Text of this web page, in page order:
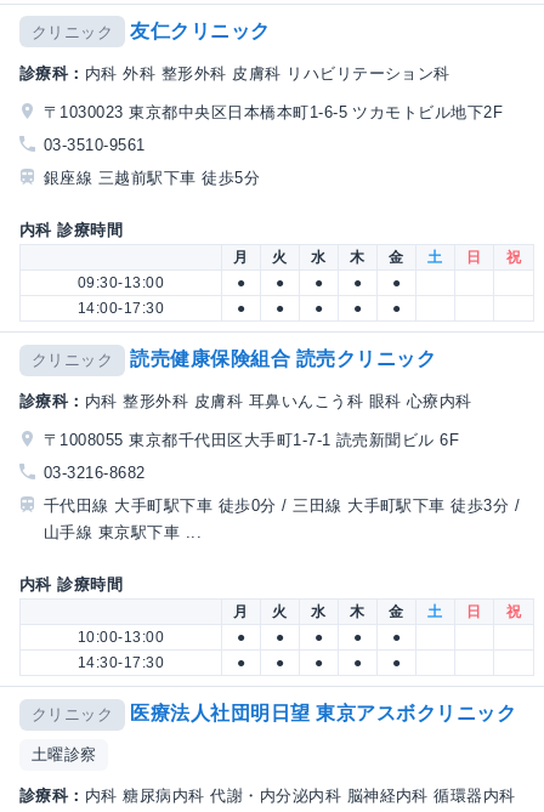
クリニック 友仁クリニック
診療科： 内科 外科 整形外科 皮膚科 リハビリテーション科
〒1030023 東京都中央区日本橋本町1-6-5 ツカモトビル地下2F
03-3510-9561
銀座線 三越前駅下車 徒歩5分
内科 診療時間
月 火 水 木 金 土 日
祝
09:30-13:00
● ● ● ●
●
14:00-17:30
● ● ● ● ●
クリニック 読売健康保険組合 読売クリニック
診療科： 内科 整形外科 皮膚科 耳鼻いんこう科 眼科 心療内科
〒1008055 東京都千代田区大手町1-7-1 読売新聞ビル 6F
03-3216-8682
千代田線 大手町駅下車 徒歩0分 / 三田線 大手町駅下車 徒歩3分 /
山手線 東京駅下車 ...
内科 診療時間
月 火 水 木 金 土 日
祝
10:00-13:00
● ● ● ●
●
14:30-17:30
● ● ● ● ●
クリニック 医療法人社団明日望 東京アスボクリニック
土曜診察
診療科： 内科 糖尿病内科 代謝・内分泌内科 脳神経内科 循環器内科